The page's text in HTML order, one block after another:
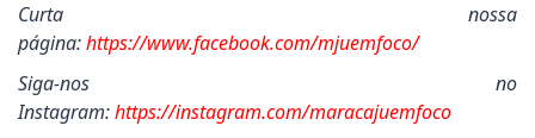
Curta nossa
página:https://www.facebook.com/mjuemfoco/
Siga-nos no
Instagram:https://instagram.com/maracajuemfoco